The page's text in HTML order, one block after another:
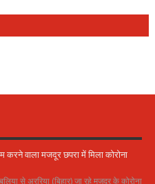
करने वाला मजदूर छपरा में मिला कोरोना
से अररिया (बिहार) जा रहे मजदूर के कोरोना